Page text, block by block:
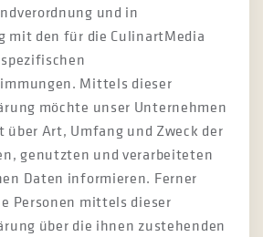
und in
mit den für die CulinartMedia
Mittels dieser
möchte unser Unternehmen
Art, Umfang und Zweck der
genutzten und verarbeiteten
Daten informieren. Ferner
Personen mittels dieser
über die ihnen zustehenden